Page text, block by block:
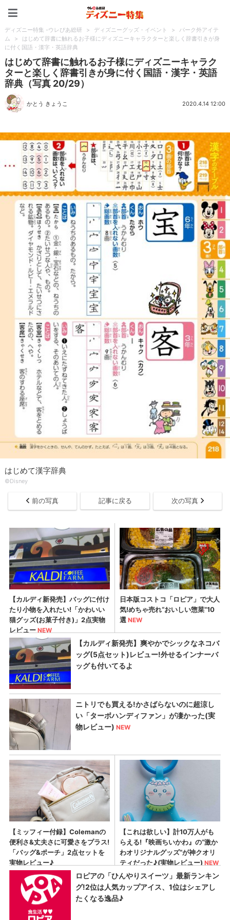
ディズニー特集 -ウレぴあ総研 > ディズニーグッズ・イベント >
パーク外アイテ
ム
>
はじめて辞書に触れるお子様にディズニーキャラクターと楽しく辞書引きが身
に付く国語・漢字・英語辞典
はじめて辞書に触れるお子様にディズニーキャラク
ターと楽しく辞書引きが身に付く国語・漢字・英語
辞典（写真 20/29）
かとう きょうこ 2020.4.14 12:00
はじめて漢字辞典
©Disney
前の写真 記事に戻る 次の写真